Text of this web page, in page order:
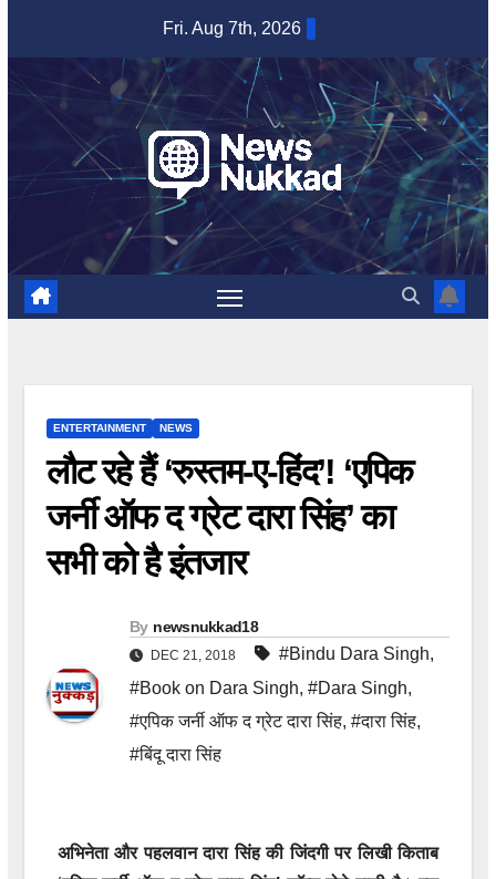
content
Fri. Aug 7th, 2026
ENTERTAINMENT NEWS
लौट रहे हैं ‘रुस्तम-ए-हिंद’! ‘एपिक
जर्नी ऑफ द ग्रेट दारा सिंह’ का
सभी को है इंतजार
By newsnukkad18
DEC 21, 2018 #Bindu Dara Singh,
#Book on Dara Singh, #Dara Singh,
#एपिक जर्नी ऑफ द ग्रेट दारा सिंह, #दारा सिंह,
#बिंदू दारा सिंह
अभिनेता और पहलवान दारा सिंह की जिंदगी पर लिखी किताब